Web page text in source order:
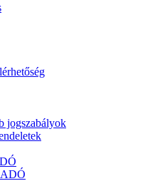
jogszabályok